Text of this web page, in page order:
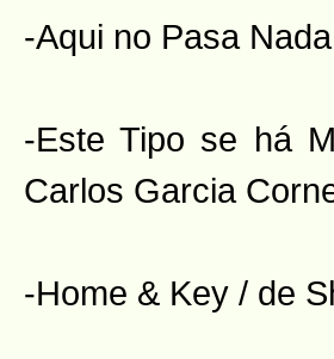
-Aqui no Pasa
-Este Tipo se há
Carlos Garcia
-Home & Key / de